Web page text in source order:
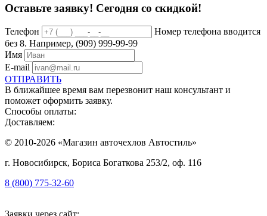
Оставьте заявку! Сегодня со скидкой!
Телефон
Номер телефона вводится
без 8. Например, (909) 999-99-99
Имя
E-mail
ОТПРАВИТЬ
В ближайшее время вам перезвонит наш консультант и
поможет оформить заявку.
Способы оплаты:
Доставляем:
© 2010-2026 «Магазин авточехлов Автостиль»
г. Новосибирск, Бориса Богаткова 253/2, оф. 116
8 (800) 775-32-60